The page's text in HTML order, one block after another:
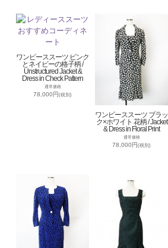
ワンピーススーツ ピンク
とネイビーの格子柄 /
Unstructured Jacket &
Dress in Check Pattern
通常価格
78,000円(税別)
ワンピーススーツ ブラッ
ク×ホワイト 花柄 / Jacket
& Dress in Floral Print
通常価格
78,000円(税別)